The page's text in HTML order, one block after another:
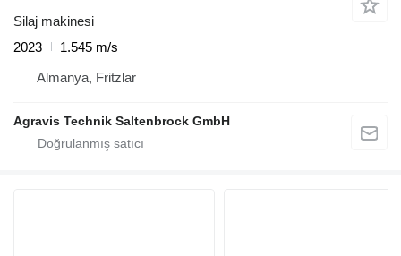
Silaj makinesi
2023
1.545 m/s
Almanya, Fritzlar
Agravis Technik Saltenbrock GmbH